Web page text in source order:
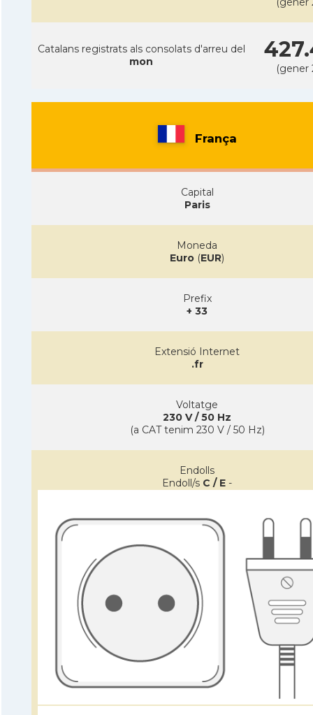
Catalans registrats als consolats d'arreu del
mon
(gener
França
Capital
Paris
Moneda
Euro (EUR)
Prefix
+ 33
Extensió Internet
.fr
Voltatge
230 V / 50 Hz
(a CAT tenim 230 V / 50 Hz)
Endolls
Endoll/s C / E -